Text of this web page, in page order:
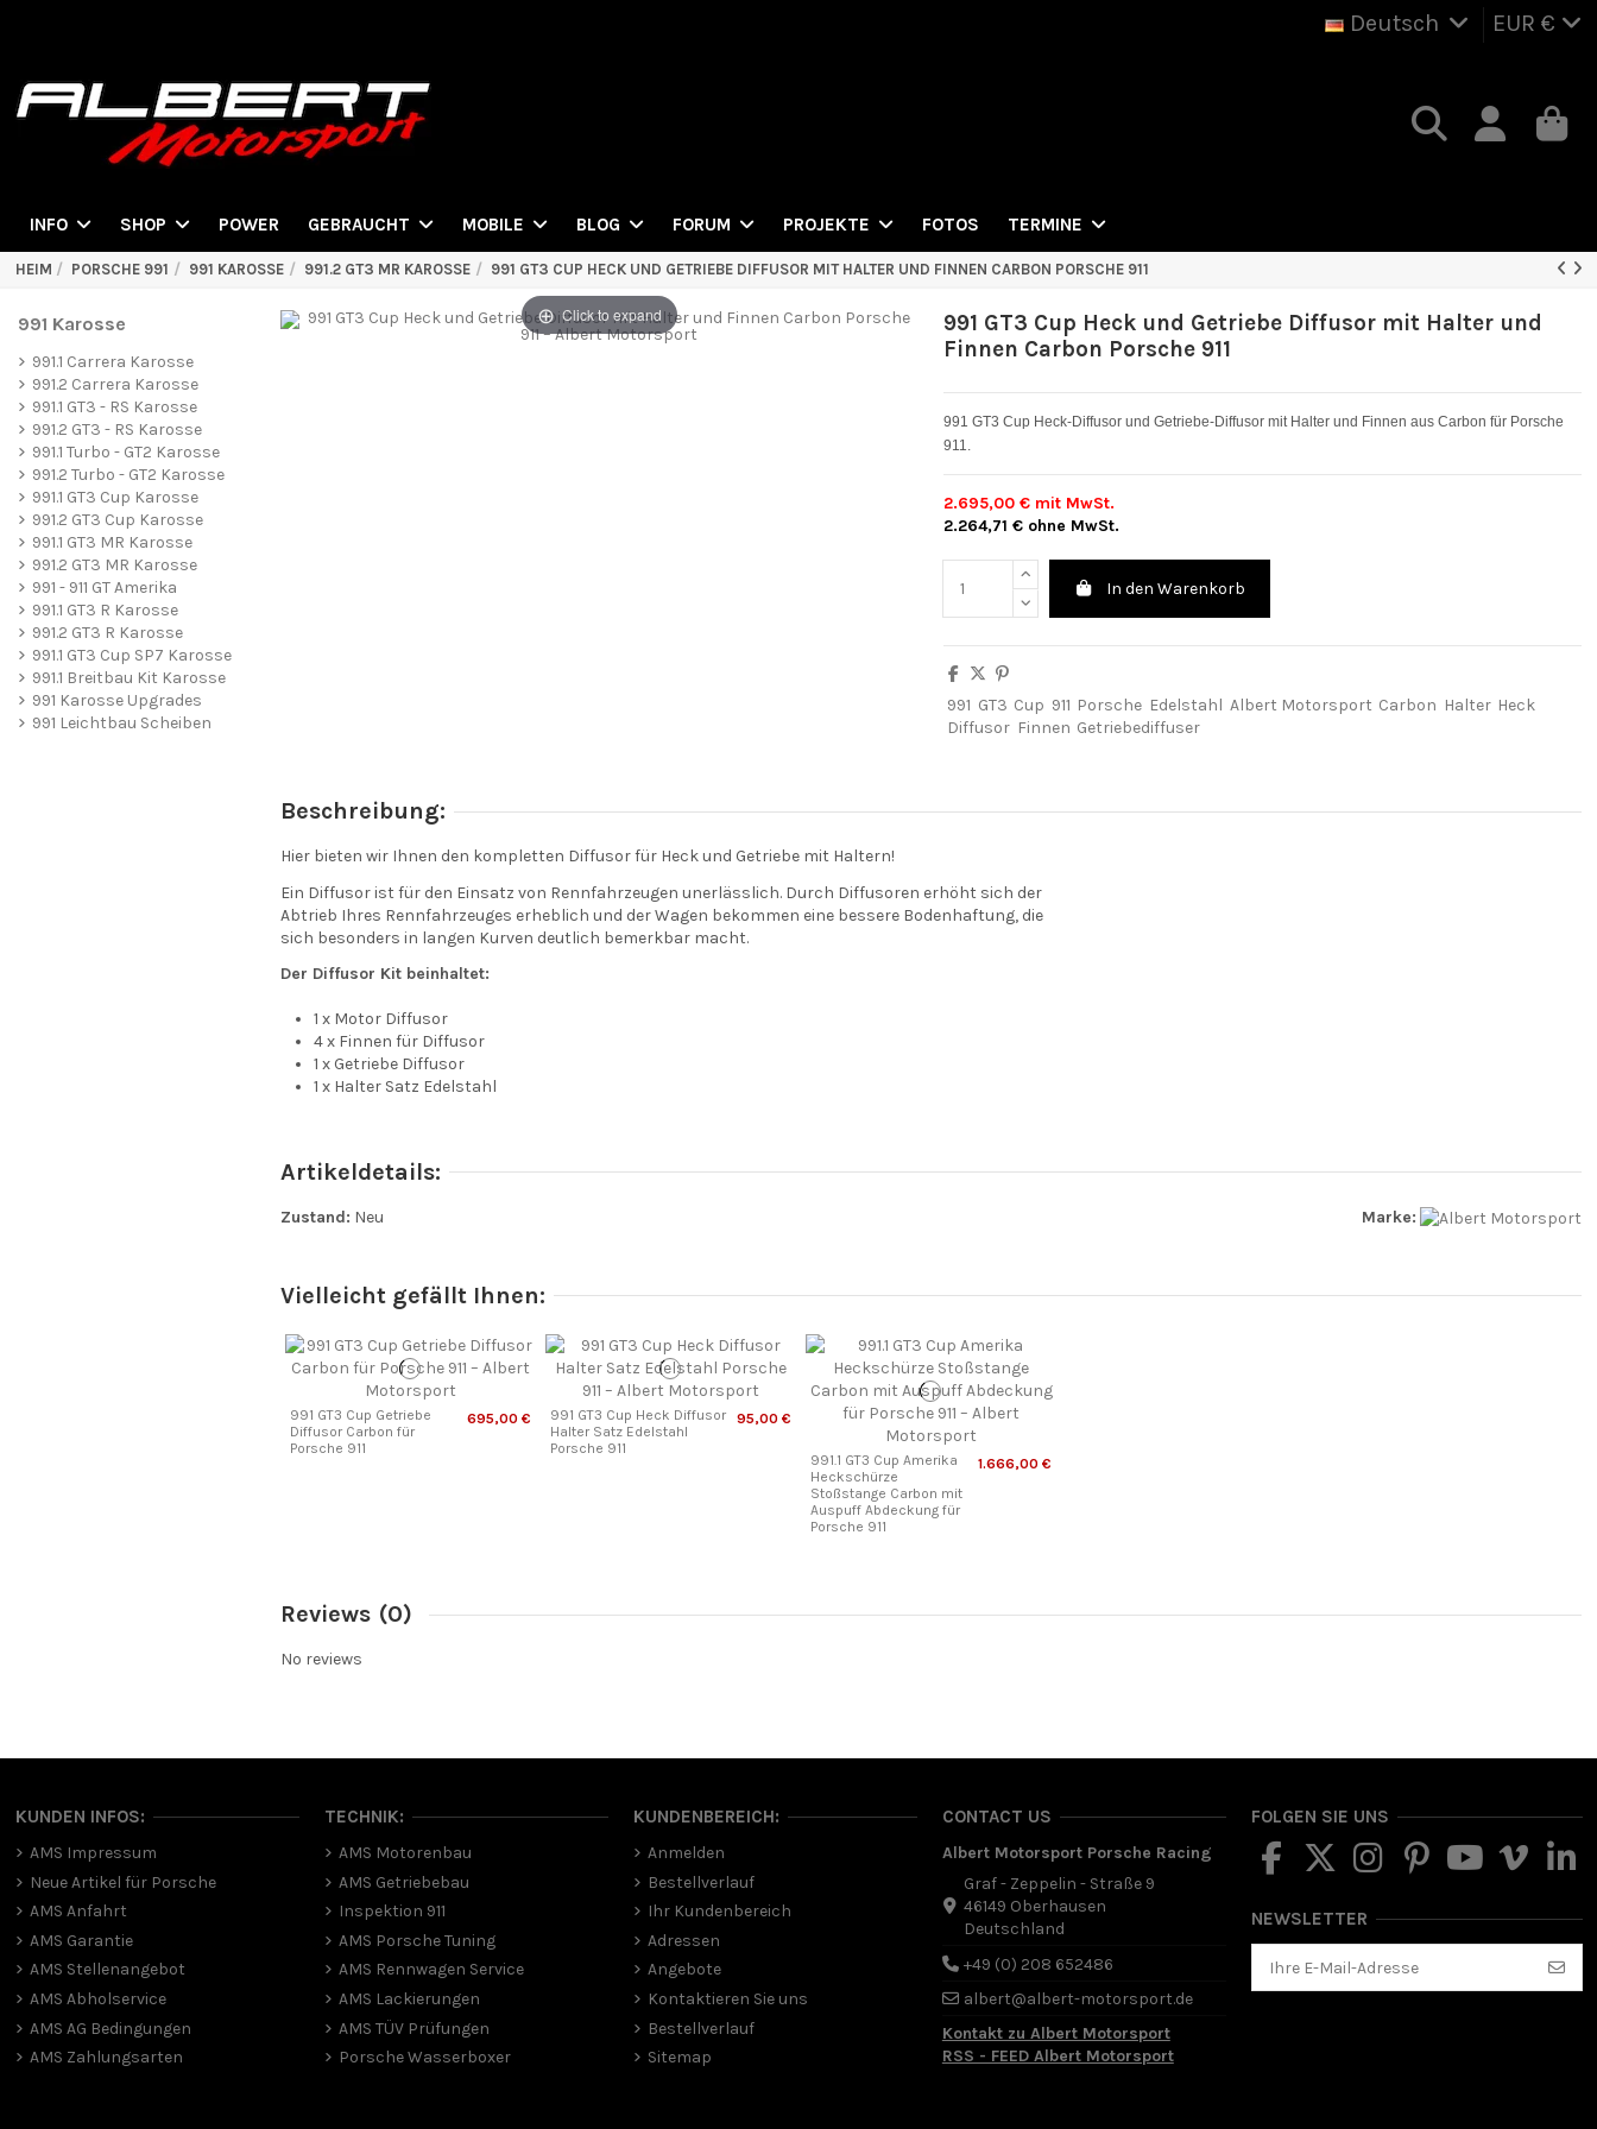
Deutsch EUR €
INFO SHOP POWER GEBRAUCHT MOBILE BLOG FORUM PROJEKTE FOTOS TERMINE
HEIM PORSCHE 991 991 KAROSSE 991.2 GT3 MR KAROSSE 991 GT3 CUP HECK UND GETRIEBE DIFFUSOR MIT HALTER UND FINNEN CARBON PORSCHE 911
Click to expand
991 GT3 Cup Heck und Getriebe Diffusor mit Halter und
Finnen Carbon Porsche 911
991 GT3 Cup Heck-Diffusor und Getriebe-Diffusor mit Halter und Finnen aus Carbon für Porsche
911.
2.695,00 € mit MwSt.
2.264,71 € ohne MwSt.
In den Warenkorb
991 GT3 Cup 911 Porsche Edelstahl Albert Motorsport Carbon Halter Heck
Diffusor Finnen Getriebediffuser
Beschreibung:
Hier bieten wir Ihnen den kompletten Diffusor für Heck und Getriebe mit Haltern!
Ein Diffusor ist für den Einsatz von Rennfahrzeugen unerlässlich. Durch Diffusoren erhöht sich der
Abtrieb Ihres Rennfahrzeuges erheblich und der Wagen bekommen eine bessere Bodenhaftung, die
sich besonders in langen Kurven deutlich bemerkbar macht.
Der Diffusor Kit beinhaltet:
1 x Motor Diffusor
4 x Finnen für Diffusor
1 x Getriebe Diffusor
1 x Halter Satz Edelstahl
Artikeldetails:
Marke:
Zustand: Neu
Vielleicht gefällt Ihnen:
991 GT3 Cup Getriebe
Diffusor Carbon für
Porsche 911
695,00 €
991 GT3 Cup Heck Diffusor
Halter Satz Edelstahl
Porsche 911
95,00 €
991.1 GT3 Cup Amerika
Heckschürze
Stoßstange Carbon mit
Auspuff Abdeckung für
Porsche 911
1.666,00 €
Reviews (0)
No reviews
991 Karosse
991.1 Carrera Karosse
991.2 Carrera Karosse
991.1 GT3 - RS Karosse
991.2 GT3 - RS Karosse
991.1 Turbo - GT2 Karosse
991.2 Turbo - GT2 Karosse
991.1 GT3 Cup Karosse
991.2 GT3 Cup Karosse
991.1 GT3 MR Karosse
991.2 GT3 MR Karosse
991 - 911 GT Amerika
991.1 GT3 R Karosse
991.2 GT3 R Karosse
991.1 GT3 Cup SP7 Karosse
991.1 Breitbau Kit Karosse
991 Karosse Upgrades
991 Leichtbau Scheiben
KUNDEN INFOS:
AMS Impressum
Neue Artikel für Porsche
AMS Anfahrt
AMS Garantie
AMS Stellenangebot
AMS Abholservice
AMS AG Bedingungen
AMS Zahlungsarten
TECHNIK:
AMS Motorenbau
AMS Getriebebau
Inspektion 911
AMS Porsche Tuning
AMS Rennwagen Service
AMS Lackierungen
AMS TÜV Prüfungen
Porsche Wasserboxer
KUNDENBEREICH:
Anmelden
Bestellverlauf
Ihr Kundenbereich
Adressen
Angebote
Kontaktieren Sie uns
Bestellverlauf
Sitemap
CONTACT US
Albert Motorsport Porsche Racing
Graf - Zeppelin - Straße 9
46149 Oberhausen
Deutschland
+49 (0) 208 652486
albert@albert-motorsport.de
Kontakt zu Albert Motorsport
RSS - FEED Albert Motorsport
FOLGEN SIE UNS
NEWSLETTER